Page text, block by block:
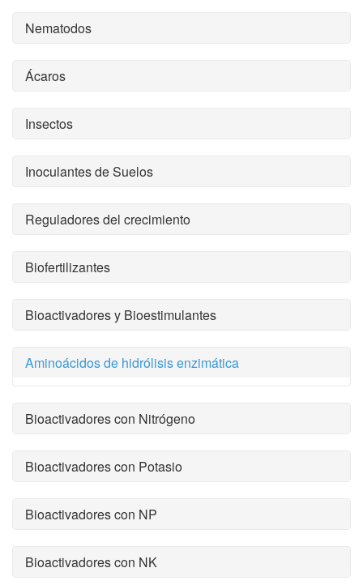
Nematodos
Ácaros
Insectos
Inoculantes de Suelos
Reguladores del crecimiento
Biofertilizantes
Bioactivadores y Bioestimulantes
Aminoácidos de hidrólisis enzimática
Bioactivadores con Nitrógeno
Bioactivadores con Potasio
Bioactivadores con NP
Bioactivadores con NK